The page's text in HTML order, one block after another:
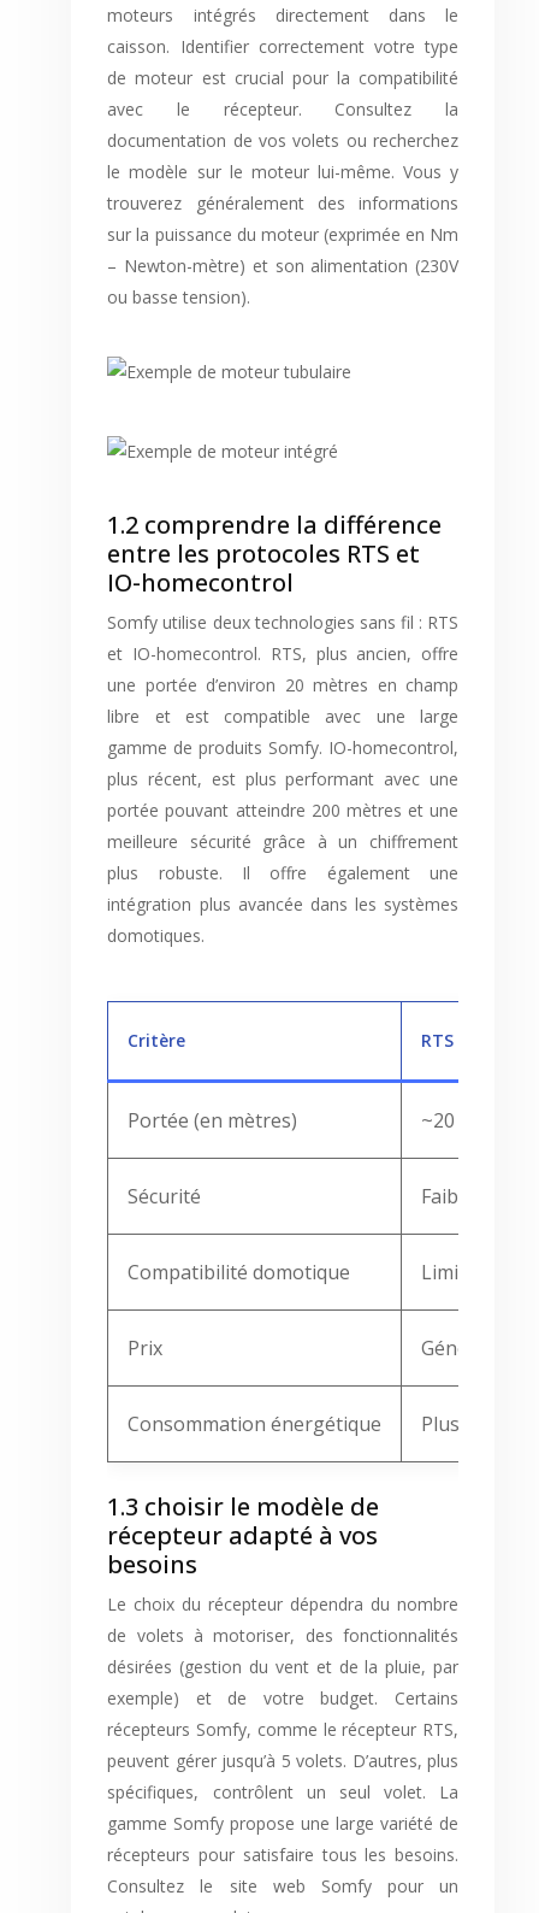
moteurs intégrés directement dans le
caisson. Identifier correctement votre type
de moteur est crucial pour la compatibilité
avec le récepteur. Consultez la
documentation de vos volets ou recherchez
le modèle sur le moteur lui-même. Vous y
trouverez généralement des informations
sur la puissance du moteur (exprimée en Nm
– Newton-mètre) et son alimentation (230V
ou basse tension).
1.2 comprendre la différence
entre les protocoles RTS et
IO-homecontrol
Somfy utilise deux technologies sans fil : RTS
et IO-homecontrol. RTS, plus ancien, offre
une portée d’environ 20 mètres en champ
libre et est compatible avec une large
gamme de produits Somfy. IO-homecontrol,
plus récent, est plus performant avec une
portée pouvant atteindre 200 mètres et une
meilleure sécurité grâce à un chiffrement
plus robuste. Il offre également une
intégration plus avancée dans les systèmes
domotiques.
Critère RTS
Portée (en mètres) ~20
Sécurité Faible
Compatibilité domotique Limitée
Prix
Consommation énergétique Plus élevée
1.3 choisir le modèle de
récepteur adapté à vos
besoins
Le choix du récepteur dépendra du nombre
de volets à motoriser, des fonctionnalités
désirées (gestion du vent et de la pluie, par
exemple) et de votre budget. Certains
récepteurs Somfy, comme le récepteur RTS,
peuvent gérer jusqu’à 5 volets. D’autres, plus
spécifiques, contrôlent un seul volet. La
gamme Somfy propose une large variété de
récepteurs pour satisfaire tous les besoins.
Consultez le site web Somfy pour un